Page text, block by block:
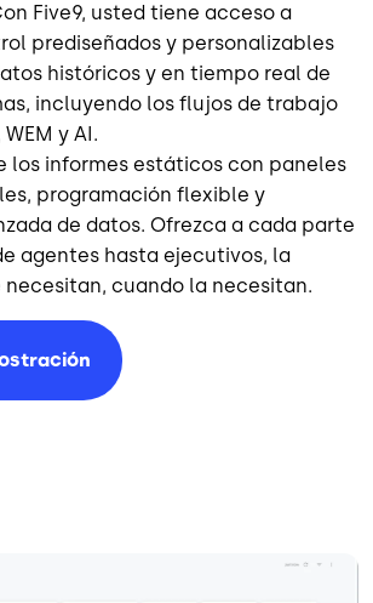
Five9, usted tiene acceso a
prediseñados y personalizables
históricos y en tiempo real de
incluyendo los flujos de trabajo
y AI.
los informes estáticos con paneles
programación flexible y
de datos. Ofrezca a cada parte
agentes hasta ejecutivos, la
cuando la necesitan.